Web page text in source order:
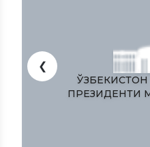
ПРЕЗИДЕНТИ
❮